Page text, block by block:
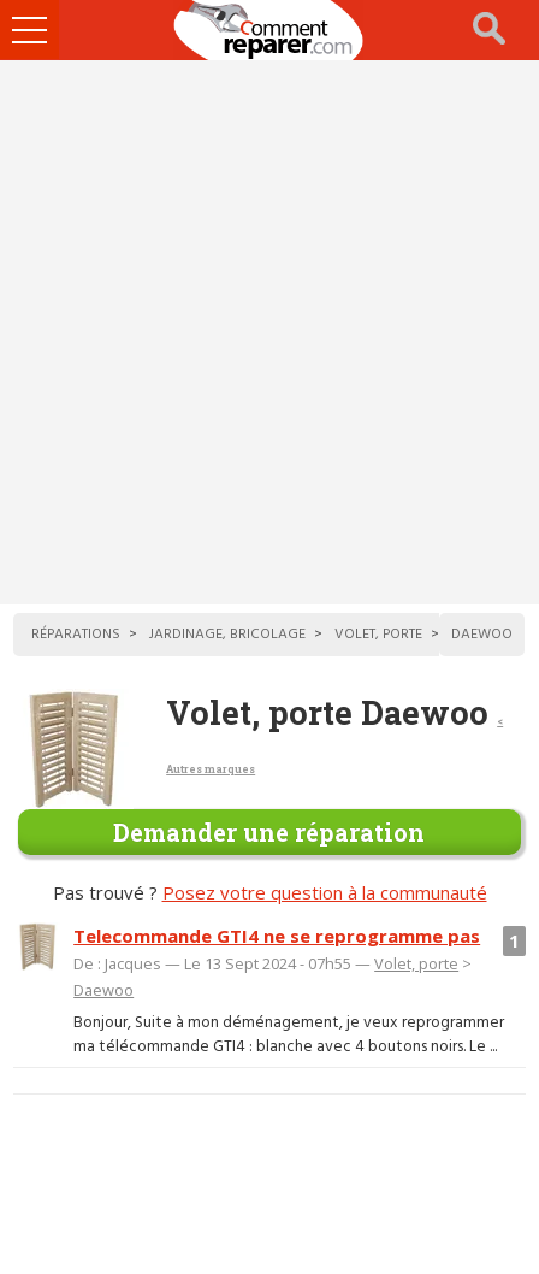
Ouvrir
le
RÉPARATIONS JARDINAGE, BRICOLAGE VOLET, PORTE DAEWOO
Volet, porte Daewoo <
Autres marques
Demander une réparation
Pas trouvé ? Posez votre question à la communauté
1
Telecommande GTI4 ne se reprogramme pas
De : Jacques — Le 13 Sept 2024 - 07h55 —Volet, porte >
Daewoo
Bonjour, Suite à mon déménagement, je veux reprogrammer
ma télécommande GTI4 : blanche avec 4 boutons noirs. Le ...